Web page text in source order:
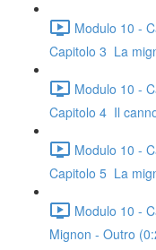
Modulo 10 -
Capitolo 3 La
Modulo 10 -
Capitolo 4 Il
Modulo 10 -
Capitolo 5 La
Modulo 10 -
Mignon - Outro